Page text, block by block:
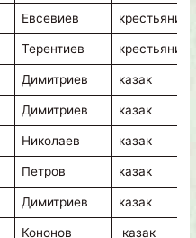
Евсевиев крестьянин
Терентиев крестьянин
Димитриев казак
Димитриев казак
Николаев казак
Петров казак
Димитриев казак
Кононов казак